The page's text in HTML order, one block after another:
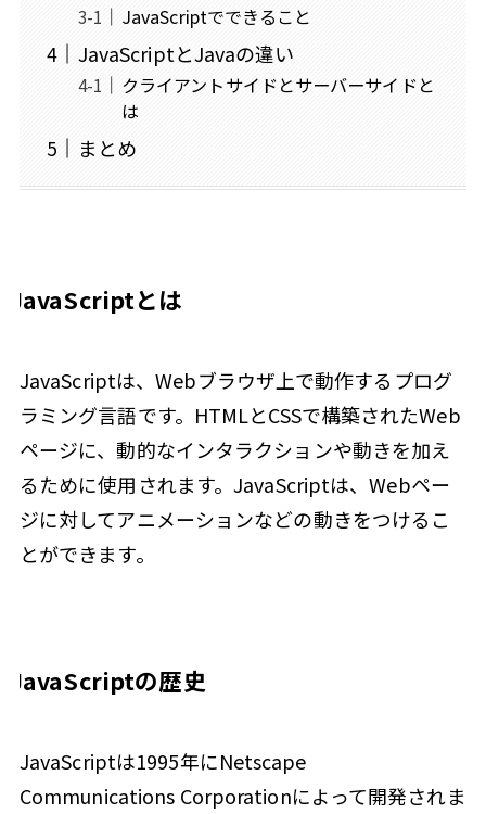
JavaScriptでできること
JavaScriptとJavaの違い
クライアントサイドとサーバーサイドと
は
まとめ
JavaScriptとは
JavaScriptは、Webブラウザ上で動作するプログ
ラミング言語です。HTMLとCSSで構築されたWeb
ページに、動的なインタラクションや動きを加え
るために使用されます。JavaScriptは、Webペー
ジに対してアニメーションなどの動きをつけるこ
とができます。
JavaScriptの歴史
JavaScriptは1995年にNetscape
Communications Corporationによって開発されま